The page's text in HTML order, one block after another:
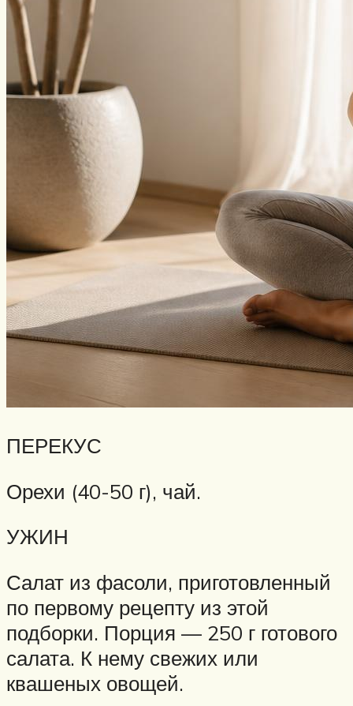
ПЕРЕКУС
Орехи (40-50 г), чай.
УЖИН
Салат из фасоли, приготовленный
по первому рецепту из этой
подборки. Порция — 250 г готового
салата. К нему свежих или
квашеных овощей.